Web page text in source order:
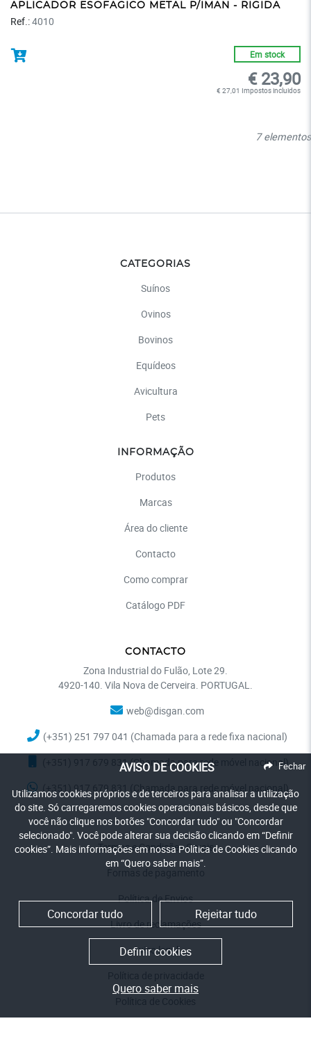
APLICADOR ESOFAGICO METAL P/IMAN - RIGIDA
Ref.:4010
Em stock
€ 23,90
€ 27,01 Impostos incluidos
7 elementos
CATEGORIAS
Suínos
Ovinos
Bovinos
Equídeos
Avicultura
Pets
INFORMAÇÃO
Produtos
Marcas
Área do cliente
Contacto
Como comprar
Catálogo PDF
CONTACTO
Zona Industrial do Fulão, Lote 29.
4920-140. Vila Nova de Cerveira. PORTUGAL.
web@disgan.com
(+351) 251 797 041 (Chamada para a rede fixa nacional)
(+351) 917 679 831 (Chamada para rede móvel nacional)
(+351) 917 679 831 (Chamada para rede móvel nacional)
Termos e Condições Gerais
Política de Envios
Livro de reclamações
Aviso legal
AVISO DE COOKIES
Utilizamos cookies próprios e de terceiros para analisar a utilização
do site. Só carregaremos cookies operacionais básicos, desde que
você não clique nos botões "Concordar tudo" ou "Concordar
selecionado". Você pode alterar sua decisão clicando em “Definir
cookies”. Mais informações em nossa Política de Cookies clicando
em “Quero saber mais”.
Concordar tudo Rejeitar tudo
Definir cookies
Quero saber mais
Fechar